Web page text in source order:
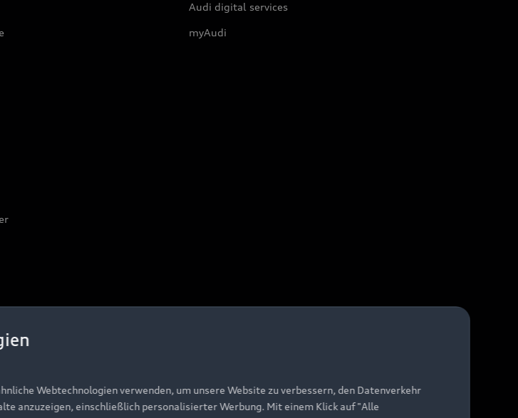
Audi digital services
myAudi
Webtechnologien verwenden, um unsere Website zu verbessern, den Datenverkehr
anzuzeigen, einschließlich personalisierter Werbung. Mit einem Klick auf "Alle